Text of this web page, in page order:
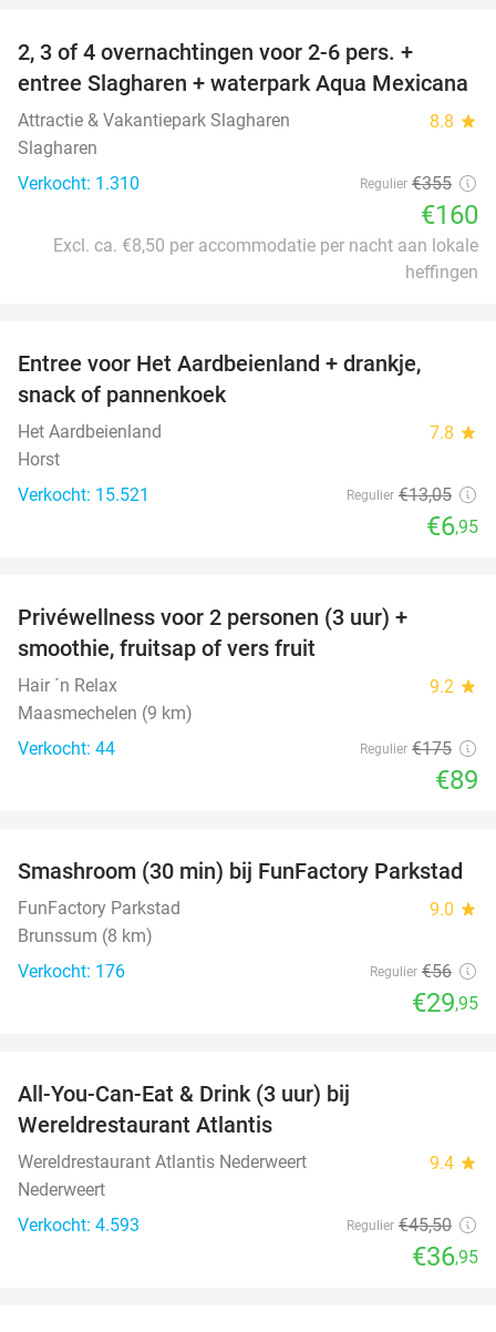
2, 3 of 4 overnachtingen voor 2-6 pers. +
entree Slagharen + waterpark Aqua Mexicana
Attractie & Vakantiepark Slagharen 8.8 star
Slagharen
Verkocht: 1.310
Regulier €355
€160
Excl. ca. €8,50 per accommodatie per nacht aan lokale
heffingen
Entree voor Het Aardbeienland + drankje,
snack of pannenkoek
Het Aardbeienland 7.8 star
Horst
Verkocht: 15.521
Regulier €13,05
€6,95
Privéwellness voor 2 personen (3 uur) +
smoothie, fruitsap of vers fruit
Hair ´n Relax 9.2 star
Maasmechelen (9 km)
Verkocht: 44
Regulier €175
€89
47%
Smashroom (30 min) bij FunFactory Parkstad
FunFactory Parkstad 9.0 star
Brunssum (8 km)
Verkocht: 176
Regulier €56
€29,95
All-You-Can-Eat & Drink (3 uur) bij
Wereldrestaurant Atlantis
Wereldrestaurant Atlantis Nederweert 9.4 star
Nederweert
Verkocht: 4.593
Regulier €45,50
€36,95